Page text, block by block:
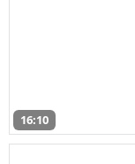
16:10